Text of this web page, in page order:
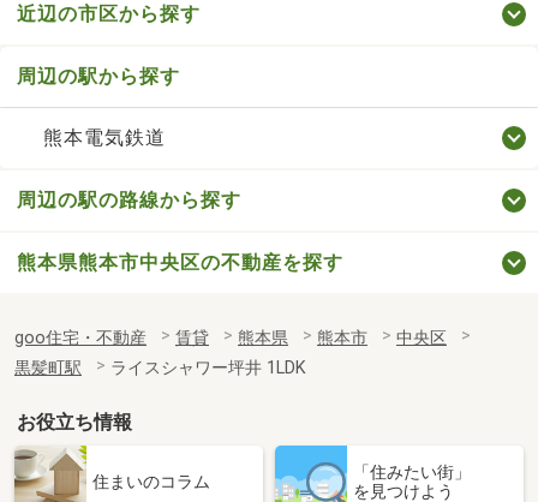
近辺の市区から探す
周辺の駅から探す
熊本電気鉄道
周辺の駅の路線から探す
熊本県熊本市中央区の不動産を探す
goo住宅・不動産 賃貸 熊本県 熊本市
中央区
黒髪町駅
ライスシャワー坪井 1LDK
お役立ち情報
住まいのコラム
「住みたい街」
を見つけよう